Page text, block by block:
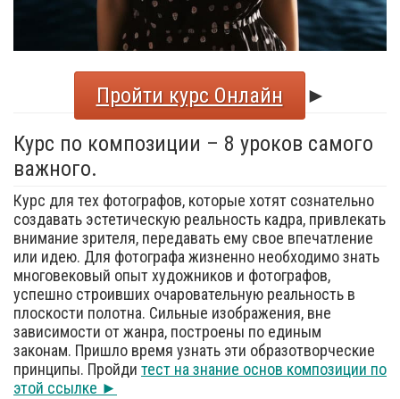
Пройти курс Онлайн
►
Курс по композиции – 8 уроков самого
важного.
Курс для тех фотографов, которые хотят сознательно
создавать эстетическую реальность кадра, привлекать
внимание зрителя, передавать ему свое впечатление
или идею. Для фотографа жизненно необходимо знать
многовековый опыт художников и фотографов,
успешно строивших очаровательную реальность в
плоскости полотна. Сильные изображения, вне
зависимости от жанра, построены по единым
законам. Пришло время узнать эти образотворческие
принципы. Пройди тест на знание основ композиции по
этой ссылке ►